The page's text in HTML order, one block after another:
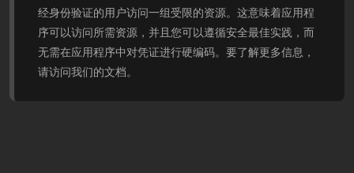
经身份验证的用户访问一组受限的资源。这意味着应用程
序可以访问所需资源，并且您可以遵循安全最佳实践，而
无需在应用程序中对凭证进行硬编码。要了解更多信息，
请访问我们的文档。